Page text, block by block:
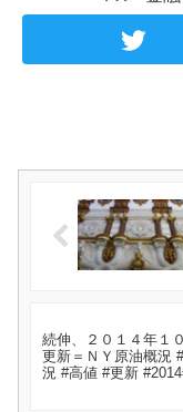
続伸、２０１４年１
更新＝ＮＹ原油概況
況 #高値 #更新